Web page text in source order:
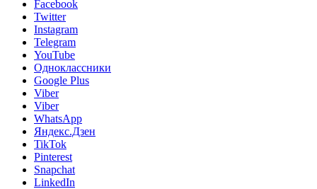
Facebook
Twitter
Instagram
Telegram
YouTube
Одноклассники
Google Plus
Viber
Viber
WhatsApp
Яндекс.Дзен
TikTok
Pinterest
Snapchat
LinkedIn